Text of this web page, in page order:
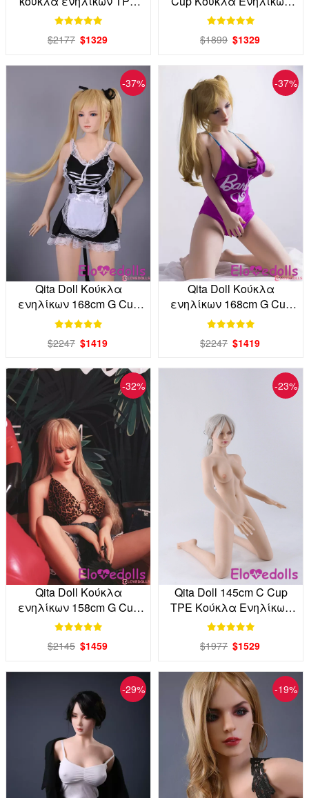
158cm G Cup απευθείας
$2177 $1329
Factory Direct
$1899 $1329
-37%
Qita Doll Κούκλα
ενηλίκων 168cm G Cup
TPE απευθείας από το
$2247 $1419
-37%
Qita Doll Κούκλα
ενηλίκων 168cm G Cup
TPE απευθείας από το
$2247 $1419
-32%
Qita Doll Κούκλα
ενηλίκων 158cm G Cup
TPE απευθείας από το
$2145 $1459
-23%
Qita Doll 145cm C Cup
TPE Κούκλα Ενηλίκων
Εργοστάσιο Άμεση
$1977 $1529
-29% -19%